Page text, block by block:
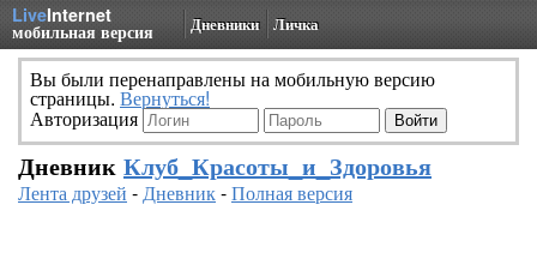
LiveInternet
мобильная версия Дневники Личка
Вы были перенаправлены на мобильную версию
страницы. Вернуться!
Авторизация
Дневник Клуб_Красоты_и_Здоровья
Лента друзей -Дневник-Полная версия